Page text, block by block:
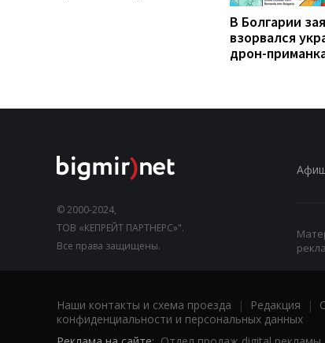
В Болгарии
взорвался
дрон-
© 2000-2024,
ТОВ «КЕПРЕЙТ ПАРТНЕРС»".
Все права защищены.
Наши контакты и схема проезда | Редакция |
конфиденциальности и персональных данных